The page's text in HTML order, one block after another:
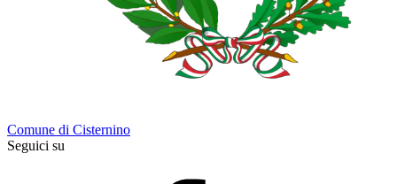
Comune di Cisternino
Seguici su